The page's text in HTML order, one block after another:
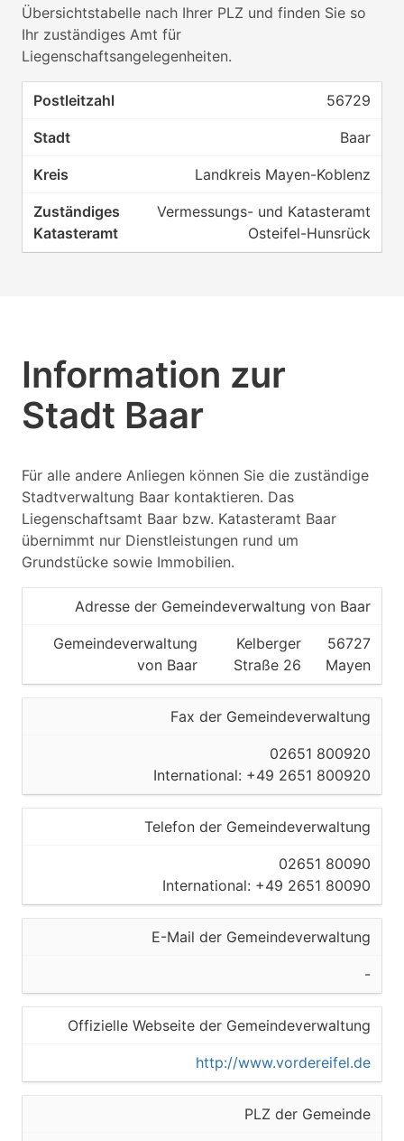
Übersichtstabelle nach Ihrer PLZ und finden Sie so
Ihr zuständiges Amt für
Liegenschaftsangelegenheiten.
56729
Baar
Landkreis Mayen-Koblenz
Vermessungs- und Katasteramt
Osteifel-Hunsrück
Information zur
Stadt Baar
Für alle andere Anliegen können Sie die zuständige
Stadtverwaltung Baar kontaktieren. Das
Liegenschaftsamt Baar bzw. Katasteramt Baar
übernimmt nur Dienstleistungen rund um
Grundstücke sowie Immobilien.
Adresse der Gemeindeverwaltung von Baar
Gemeindeverwaltung
von Baar
Kelberger
Straße 26
56727
Mayen
Fax der Gemeindeverwaltung
02651 800920
International: +49 2651 800920
Telefon der Gemeindeverwaltung
02651 80090
International: +49 2651 80090
E-Mail der Gemeindeverwaltung
-
Offizielle Webseite der Gemeindeverwaltung
http://www.vordereifel.de
PLZ der Gemeinde